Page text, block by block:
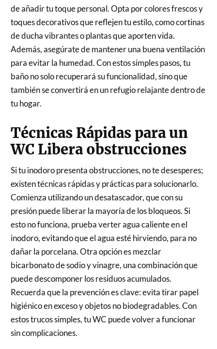
de añadir tu toque personal. Opta por colores frescos y
toques decorativos que reflejen tu estilo, como cortinas
de ducha vibrantes o plantas que aporten vida.
Además, asegúrate de mantener una buena ventilación
para evitar la humedad. Con estos simples pasos, tu
baño no solo recuperará su funcionalidad, sino que
también se convertirá en un refugio relajante dentro de
tu hogar.
Técnicas Rápidas para un
WC Libera obstrucciones
Si tu inodoro presenta obstrucciones, no te desesperes;
existen técnicas rápidas y prácticas para solucionarlo.
Comienza utilizando un desatascador, que con su
presión puede liberar la mayoría de los bloqueos. Si
esto no funciona, prueba verter agua caliente en el
inodoro, evitando que el agua esté hirviendo, para no
dañar la porcelana. Otra opción es mezclar
bicarbonato de sodio y vinagre, una combinación que
puede descomponer los residuos acumulados.
Recuerda que la prevención es clave: evita tirar papel
higiénico en exceso y objetos no biodegradables. Con
estos trucos simples, tu WC puede volver a funcionar
sin complicaciones.